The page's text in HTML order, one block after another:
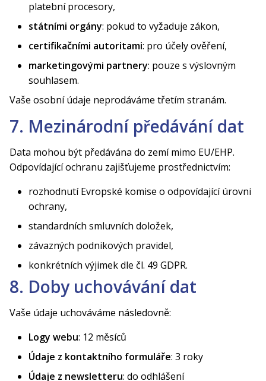
platební procesory,
státními orgány: pokud to vyžaduje zákon,
certifikačními autoritami: pro účely ověření,
marketingovými partnery: pouze s výslovným
souhlasem.
Vaše osobní údaje neprodáváme třetím stranám.
7. Mezinárodní předávání dat
Data mohou být předávána do zemí mimo EU/EHP.
Odpovídající ochranu zajišťujeme prostřednictvím:
rozhodnutí Evropské komise o odpovídající úrovni
ochrany,
standardních smluvních doložek,
závazných podnikových pravidel,
konkrétních výjimek dle čl. 49 GDPR.
8. Doby uchovávání dat
Vaše údaje uchováváme následovně:
Logy webu: 12 měsíců
Údaje z kontaktního formuláře: 3 roky
Údaje z newsletteru: do odhlášení